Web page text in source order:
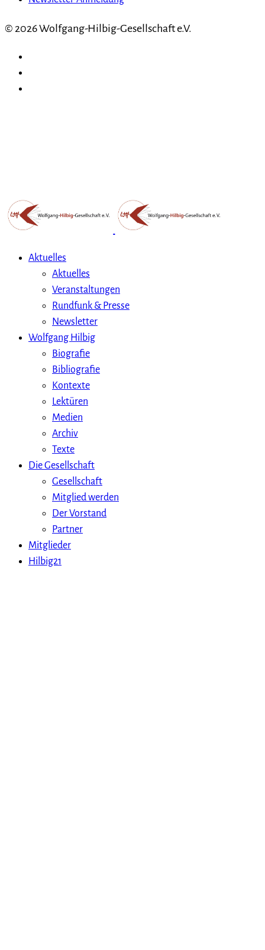
© 2026 Wolfgang-Hilbig-Gesellschaft e.V.
Aktuelles
Aktuelles
Veranstaltungen
Rundfunk & Presse
Newsletter
Wolfgang Hilbig
Biografie
Bibliografie
Kontexte
Lektüren
Medien
Archiv
Texte
Die Gesellschaft
Gesellschaft
Mitglied werden
Der Vorstand
Partner
Mitglieder
Hilbig21